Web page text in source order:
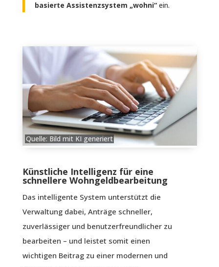
basierte Assistenzsystem „wohni“ein.
Quelle: Bild mit KI generiert
Künstliche Intelligenz für eine
schnellere Wohngeldbearbeitung
Das intelligente System unterstützt die
Verwaltung dabei, Anträge schneller,
zuverlässiger und benutzerfreundlicher zu
bearbeiten – und leistet somit einen
wichtigen Beitrag zu einer modernen und